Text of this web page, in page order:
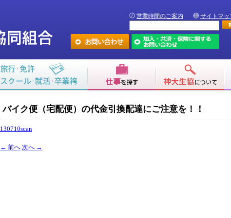
営業時間のご案内 サイトマッ
バイク便（宅配便）の代金引換配達にご注意を！！
130710scan
← 前へ 次へ →